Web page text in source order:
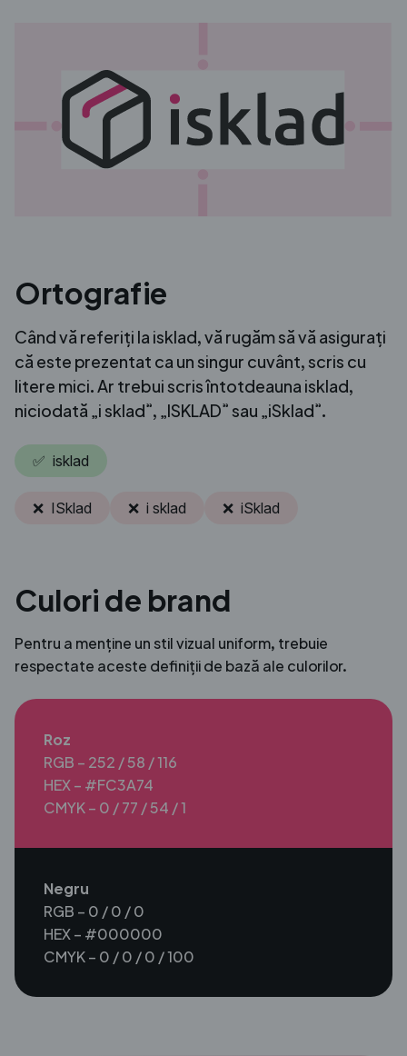
Ortografie
Când vă referiți la isklad, vă rugăm să vă asigurați
că este prezentat ca un singur cuvânt, scris cu
litere mici. Ar trebui scris întotdeauna isklad,
niciodată „i sklad”, „ISKLAD” sau „iSklad”.
✅ isklad
❌ ISklad ❌ i sklad ❌ iSklad
Culori de brand
Pentru a menține un stil vizual uniform, trebuie
respectate aceste definiții de bază ale culorilor.
Roz
RGB – 252 / 58 / 116
HEX – #FC3A74
CMYK – 0 / 77 / 54 / 1
Negru
RGB – 0 / 0 / 0
HEX – #000000
CMYK – 0 / 0 / 0 / 100